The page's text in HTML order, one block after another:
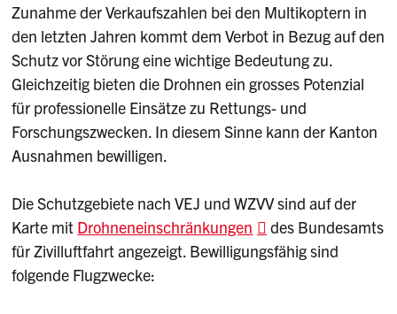
Zunahme der Verkaufszahlen bei den Multikoptern in
den letzten Jahren kommt dem Verbot in Bezug auf den
Schutz vor Störung eine wichtige Bedeutung zu.
Gleichzeitig bieten die Drohnen ein grosses Potenzial
für professionelle Einsätze zu Rettungs- und
Forschungszwecken. In diesem Sinne kann der Kanton
Ausnahmen bewilligen.
Die Schutzgebiete nach VEJ und WZVV sind auf der
Karte mit Drohneneinschränkungen
des Bundesamts
für Zivilluftfahrt angezeigt. Bewilligungsfähig sind
folgende Flugzwecke: